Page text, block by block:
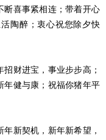
断喜事紧相连；带着开心
陶醉；衷心祝您除夕快
财进宝，事业步步高；
年健与康；祝福你猪年平
新契机，新年新希望，